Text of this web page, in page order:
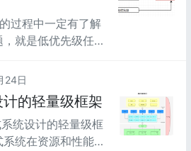
，看个大概就行
了，这里不准备深
过程中一定有了解
就是低优先级任务
表现，解决RTOS
在于管理共享资源
用策略，目前主流
反转策略的优化措
不过解决该问题...
24日
的轻量级框架
统设计的轻量级框
统在资源和性能方